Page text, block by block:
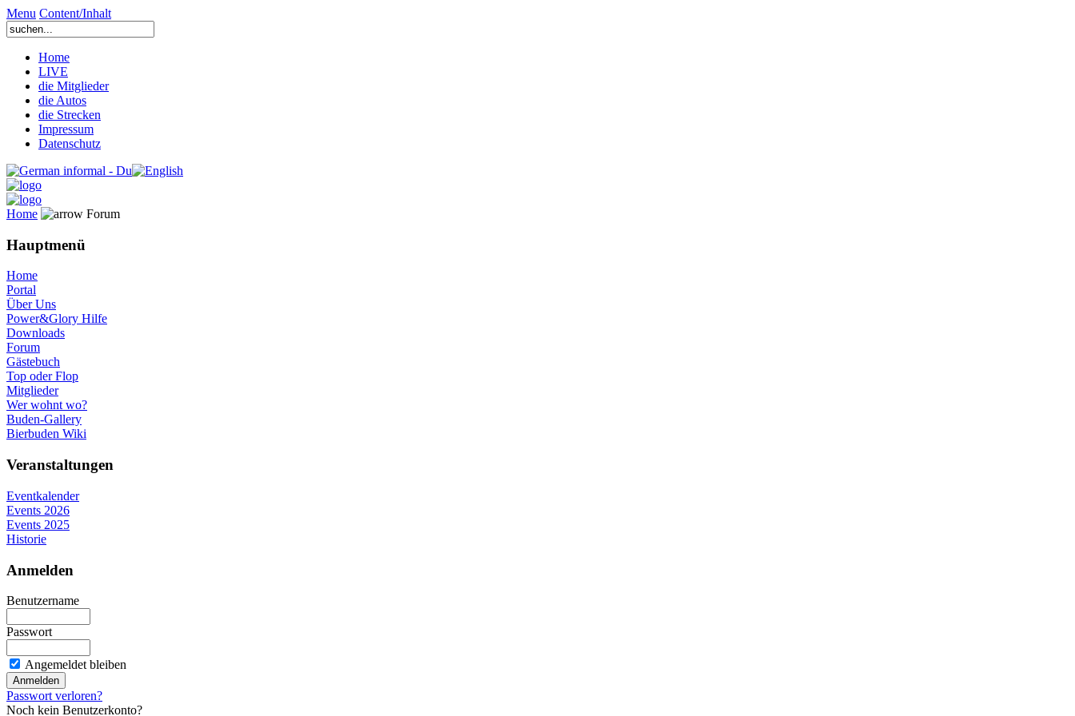
Menu Content/Inhalt
Home
LIVE
die Mitglieder
die Autos
die Strecken
Impressum
Datenschutz
Home Forum
Hauptmenü
Home
Portal
Über Uns
Power&Glory Hilfe
Downloads
Forum
Gästebuch
Top oder Flop
Mitglieder
Wer wohnt wo?
Buden-Gallery
Bierbuden Wiki
Veranstaltungen
Eventkalender
Events 2026
Events 2025
Historie
Anmelden
Benutzername
Passwort
Angemeldet bleiben
Passwort verloren?
Noch kein Benutzerkonto?